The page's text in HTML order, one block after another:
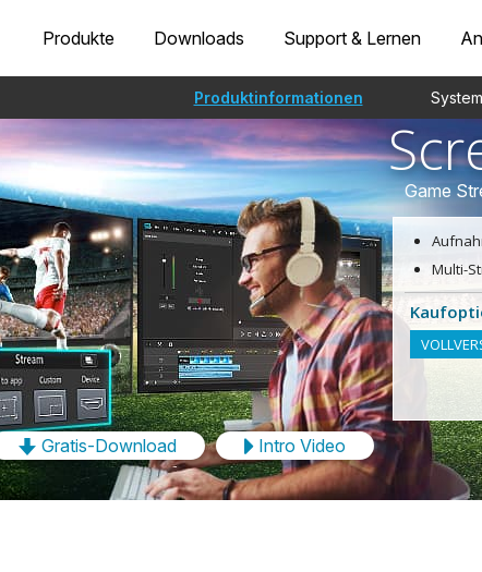
Produkte Downloads Support & Lernen
Produktinformationen
Gratis-Download Intro Video
Game
Multi-